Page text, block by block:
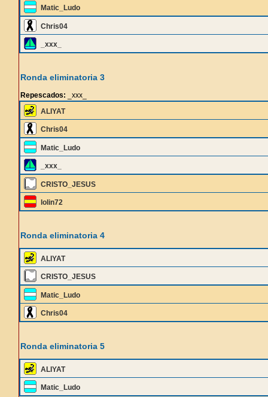
Matic_Ludo
Chris04
_xxx_
Ronda eliminatoria 3
Repescados: _xxx_
ALIYAT
Chris04
Matic_Ludo
_xxx_
CRISTO_JESUS
lolin72
Ronda eliminatoria 4
ALIYAT
CRISTO_JESUS
Matic_Ludo
Chris04
Ronda eliminatoria 5
ALIYAT
Matic_Ludo